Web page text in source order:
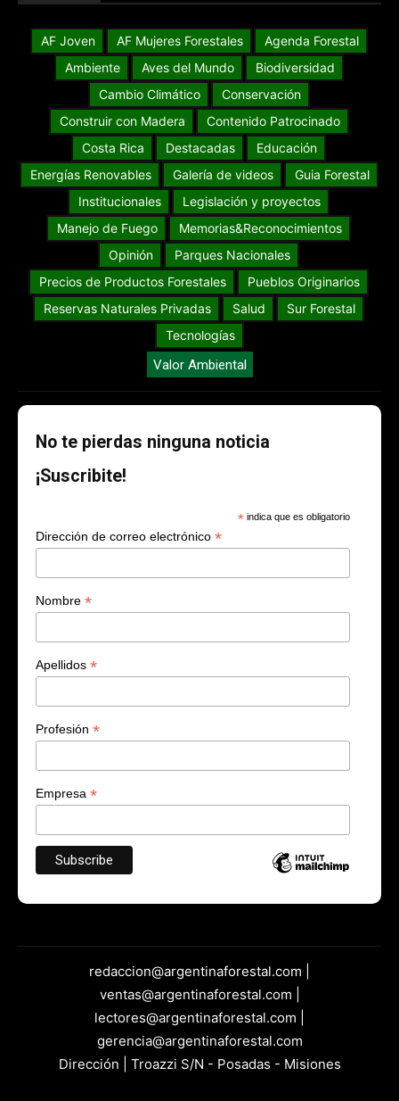
AF Joven AF Mujeres Forestales
Agenda Forestal
Ambiente
Aves del Mundo
Biodiversidad
Cambio Climático
Conservación
Construir con Madera
Contenido Patrocinado
Costa Rica
Destacadas
Educación
Energías Renovables
Galería de videos
Guia Forestal
Institucionales
Legislación y proyectos
Manejo de Fuego
Memorias&Reconocimientos
Opinión
Parques Nacionales
Precios de Productos Forestales
Pueblos Originarios
Reservas Naturales Privadas
Salud
Sur Forestal
Tecnologías
Valor Ambiental
No te pierdas ninguna noticia
¡Suscribite!
* indica que es obligatorio
Dirección de correo electrónico *
Nombre *
Apellidos *
Profesión *
Empresa *
redaccion@argentinaforestal.com |
ventas@argentinaforestal.com |
lectores@argentinaforestal.com |
gerencia@argentinaforestal.com
Dirección | Troazzi S/N - Posadas - Misiones